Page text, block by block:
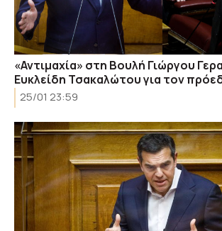
«Αντιμαχία» στη Βουλή Γιώργου
Ευκλείδη Τσακαλώτου για τον
25/01 23:59